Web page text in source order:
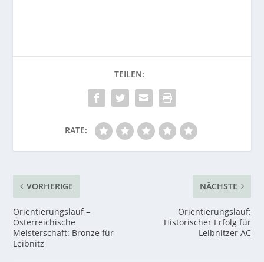
RATE:
VORHERIGE
Orientierungslauf –
Österreichische
Meisterschaft: Bronze für
Leibnitz
NÄCHSTE
Orientierungslauf:
Historischer Erfolg für
Leibnitzer AC